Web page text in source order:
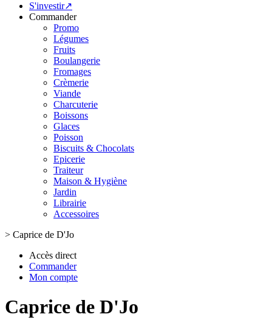
S'investir↗
Commander
Promo
Légumes
Fruits
Boulangerie
Fromages
Crèmerie
Viande
Charcuterie
Boissons
Glaces
Poisson
Biscuits & Chocolats
Epicerie
Traiteur
Maison & Hygiène
Jardin
Librairie
Accessoires
> Caprice de D'Jo
Accès direct
Commander
Mon compte
Caprice de D'Jo